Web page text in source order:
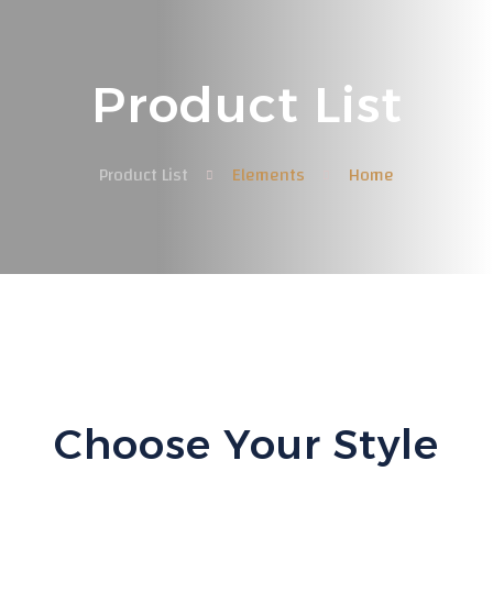
Product List
Home
Elements
Product List
Choose Your Style